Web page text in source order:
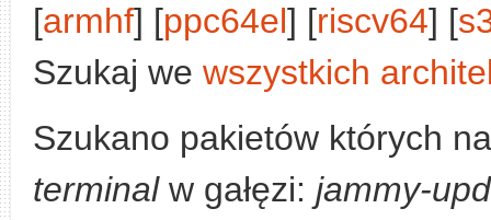
[armhf] [ppc64el] [riscv64] [
Szukaj we wszystkich
Szukano pakietów których
terminalw gałęzi: jammy-